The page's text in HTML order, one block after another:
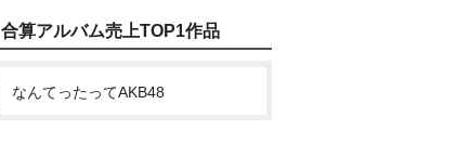
合算アルバム売上TOP1作品
なんてったってAKB48